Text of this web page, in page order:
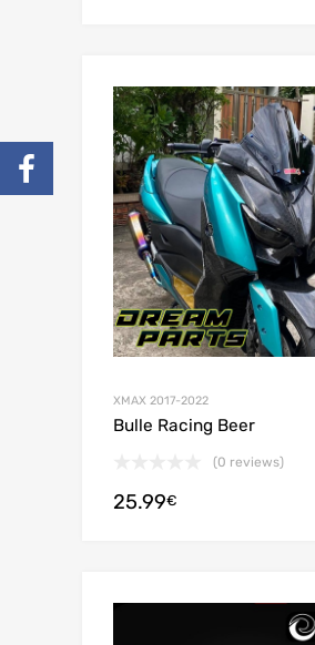
XMAX 2017-2022
Bulle Racing Beer
(0 reviews)
25.99€